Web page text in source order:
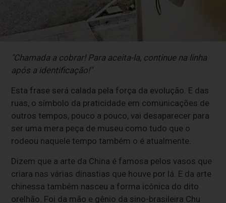
"Chamada a cobrar! Para aceita-la, continue na linha
após a identificação!"
Esta frase será calada pela força da evolução. E das
ruas, o símbolo da praticidade em comunicações de
outros tempos, pouco a pouco, vai desaparecer para
ser uma mera peça de museu como tudo que o
rodeou naquele tempo também o é atualmente.
Dizem que a arte da China é famosa pelos vasos que
criara nas várias dinastias que houve por lá. E da arte
chinessa também nasceu a forma icônica do dito
orelhão. Foi da mão e gênio da sino-brasileira Chu